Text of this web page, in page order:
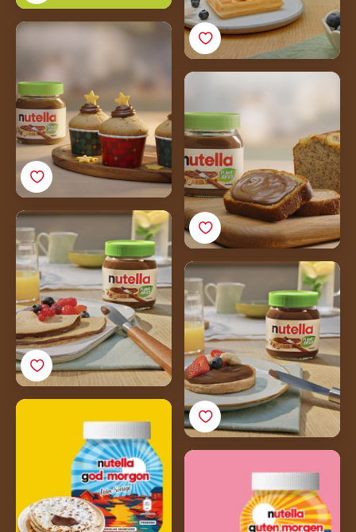
Recept za veganski
Nutella® muffin
banane
Veganske palačinke s
Nutella® Plant-Based
Veganske palačinke s
Nutella® Plant-Based
somun
sira / Topfengolatsche